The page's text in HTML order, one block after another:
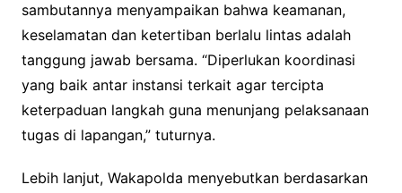
sambutannya menyampaikan bahwa keamanan,
keselamatan dan ketertiban berlalu lintas adalah
tanggung jawab bersama. “Diperlukan koordinasi
yang baik antar instansi terkait agar tercipta
keterpaduan langkah guna menunjang pelaksanaan
tugas di lapangan,” tuturnya.
Lebih lanjut, Wakapolda menyebutkan berdasarkan